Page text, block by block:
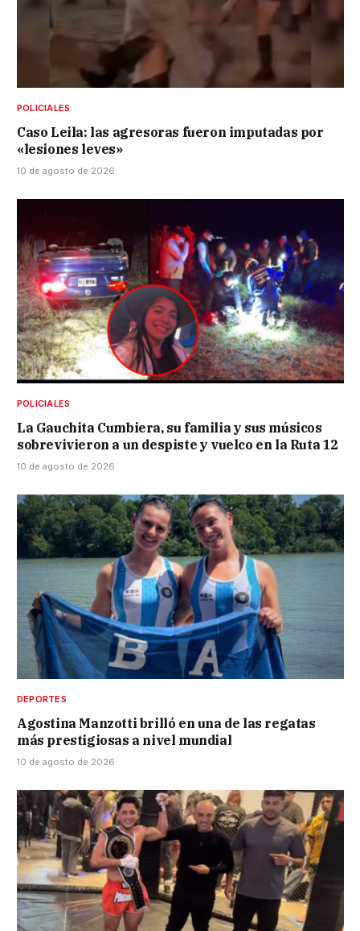
POLICIALES
Caso Leila: las agresoras fueron imputadas por
«lesiones leves»
10 de agosto de 2026
POLICIALES
La Gauchita Cumbiera, su familia y sus músicos
sobrevivieron a un despiste y vuelco en la Ruta 12
10 de agosto de 2026
DEPORTES
Agostina Manzotti brilló en una de las regatas
más prestigiosas a nivel mundial
10 de agosto de 2026